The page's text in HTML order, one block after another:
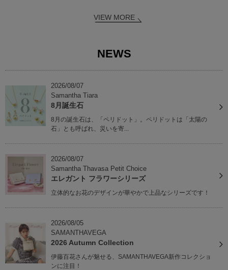
VIEW MORE
NEWS
2026/08/07
Samantha Tiara
8月誕生石
8月の誕生石は、「ペリドット」。ペリドットは「太陽の
石」とも呼ばれ、災いを寄...
2026/08/07
Samantha Thavasa Petit Choice
エレガント フラワーシリーズ
立体的なお花のデザインが華やかで上品なシリーズです！
2026/08/05
SAMANTHAVEGA
2026 Autumn Collection
伊藤百花さんが魅せる、SAMANTHAVEGA新作コレクショ
ンに注目！